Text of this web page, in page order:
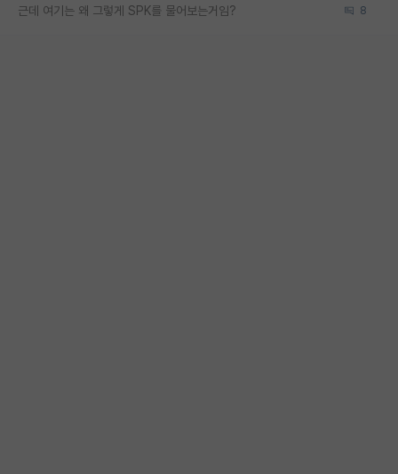
근데 여기는 왜 그렇게 SPK를 물어보는거임? 8